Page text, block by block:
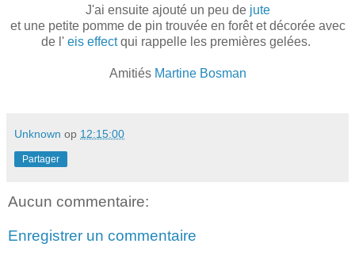
J'ai ensuite ajouté un peu de jute
et une petite pomme de pin trouvée en forêt et décorée avec
de l' eis effectqui rappelle les premières gelées.
Amitiés Martine Bosman
Unknown op 12:15:00
Partager
Aucun commentaire:
Enregistrer un commentaire